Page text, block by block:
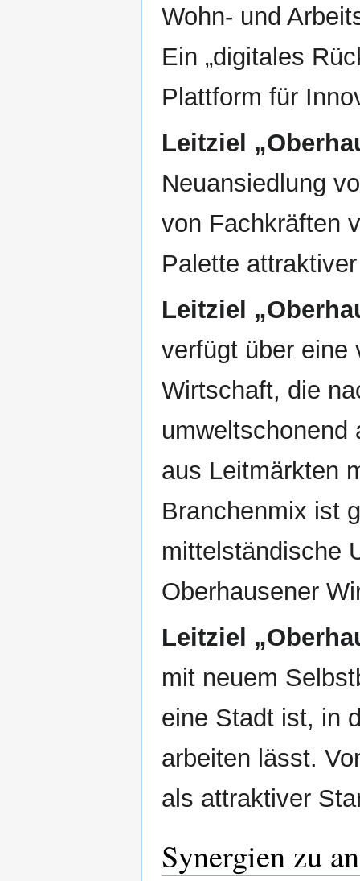
Wohn- und
Ein „digitales
Plattform für
Leitziel
Neuansiedlung
von Fachkräften
Palette
Leitziel
verfügt über eine
Wirtschaft, die
umweltschonend
aus Leitmärkten
Branchenmix ist
mittelständische
Oberhausener
Leitziel
mit neuem
eine Stadt ist, in
arbeiten lässt.
als attraktiver
Synergien zu